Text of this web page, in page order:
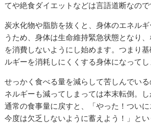
てや絶食ダイエットなどは言語道断なので
炭水化物や脂肪を抜くと、身体のエネル
うため、身体は生命維持緊急状態となり
を消費しないようにし始めます。つまり
ルギーを消耗しにくくする身体になってし
せっかく食べる量を減らして苦しんでい
ネルギーも減ってしまっては本末転倒。
通常の食事量に戻すと、「やった！ついに
今度は欠乏しないように蓄えよう！」と